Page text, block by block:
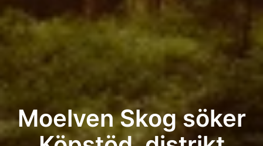
Moelven Skog söker